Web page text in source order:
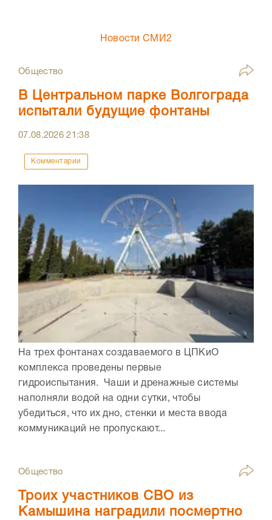
Новости СМИ2
Общество
В Центральном парке Волгограда
испытали будущие фонтаны
07.08.202621:38
Комментарии
На трех фонтанах создаваемого в ЦПКиО
комплекса проведены первые
гидроиспытания. Чаши и дренажные системы
наполняли водой на одни сутки, чтобы
убедиться, что их дно, стенки и места ввода
коммуникаций не пропускают...
Общество
Троих участников СВО из
Камышина наградили посмертно